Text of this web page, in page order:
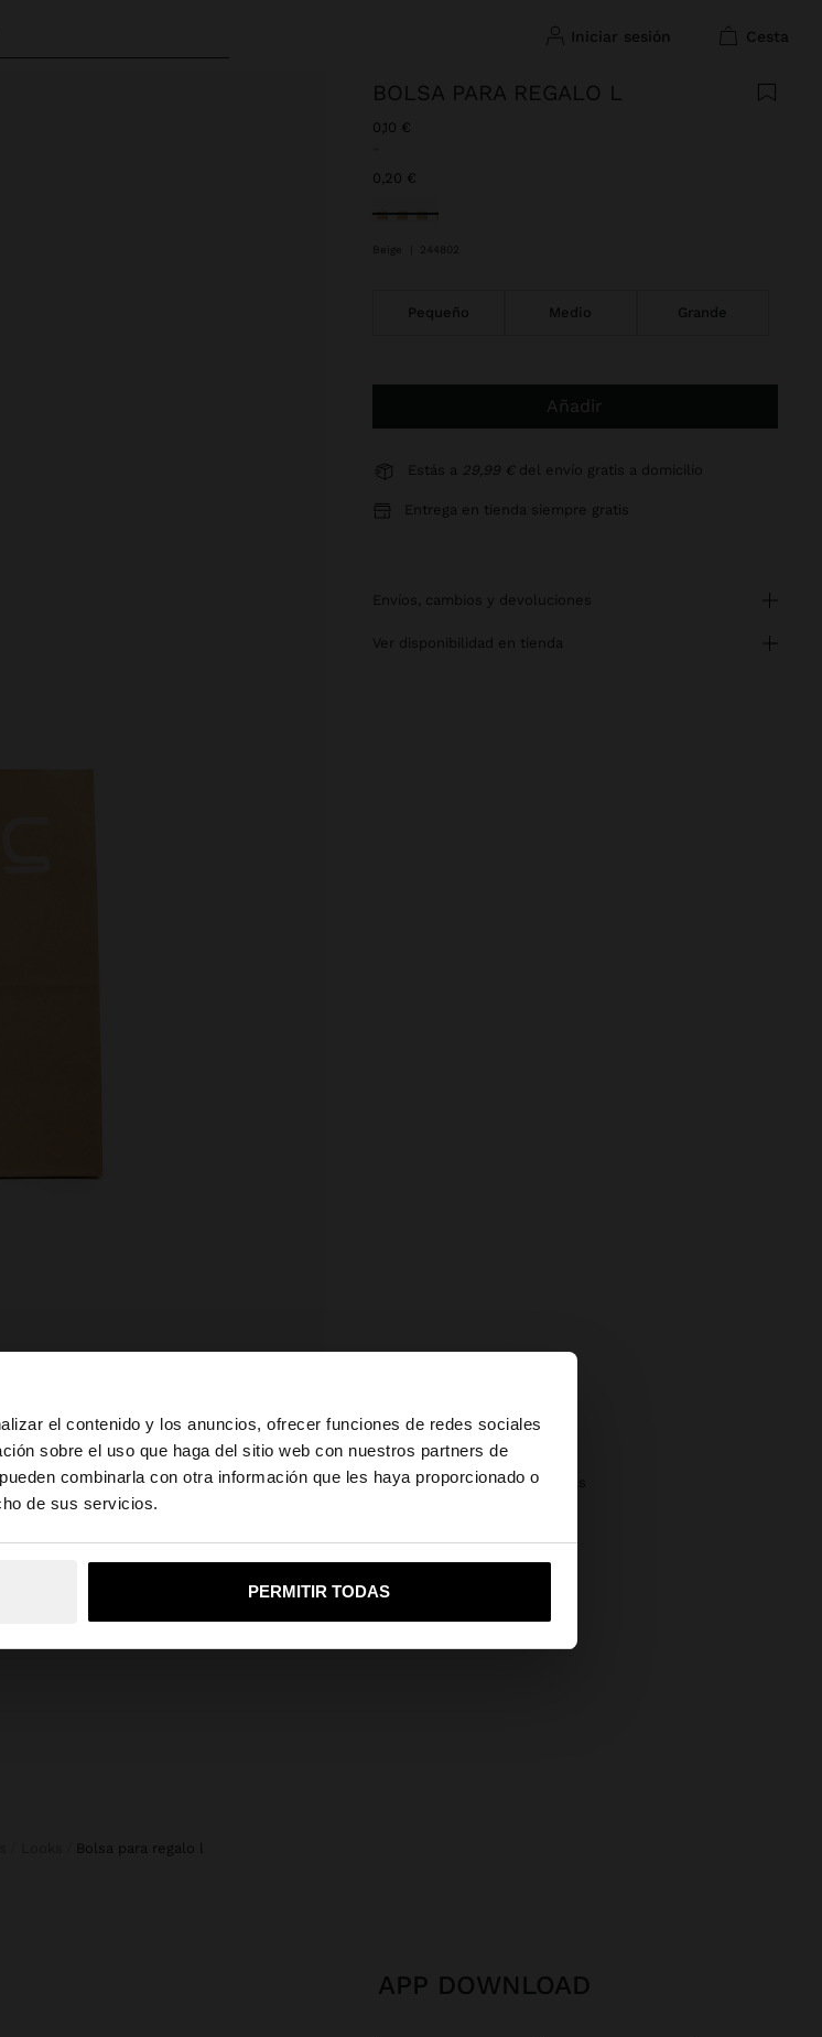
el contenido y los anuncios, ofrecer funciones de redes sociales
sobre el uso que haga del sitio web con nuestros partners de
combinarla con otra información que les haya proporcionado o
de sus servicios.
PERMITIR TODAS
iniciar sesión cesta
×
ir a la web de United States?
en la web de España Sí, llévame a United States
BOLSA PARA REGALO L
0,10 €
0,20 €
Seleccionado
Beige 244802
Pequeño Medio Grande
Añadir
Estás a 29,99 € del envío gratis a domicilio
Entrega en tienda siempre gratis
envíos, cambios y devoluciones
ver disponibilidad en tienda
composición, cuidado y origen Devoluciones gratuitas
bolsa para regalo l
APP DOWNLOAD